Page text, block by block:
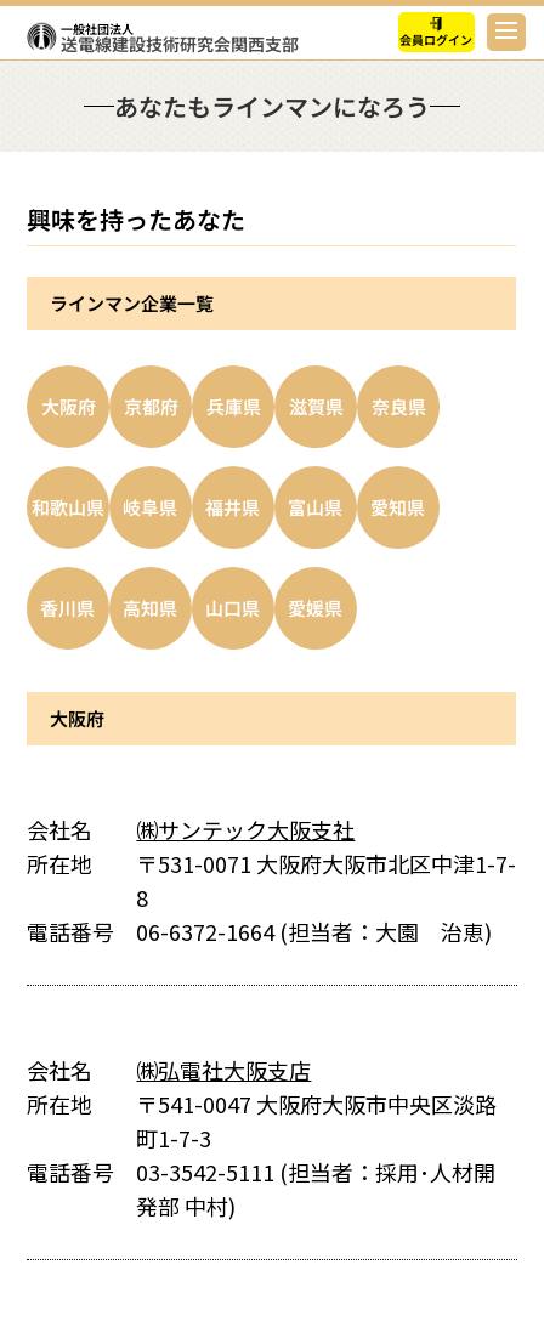
一般社団法人
送電線建設技術研究会関西支部 会員ログイン
あなたもラインマンになろう
興味を持ったあなた
ラインマン企業一覧
大阪府 京都府 兵庫県 滋賀県 奈良県
和歌山県 岐阜県 福井県 富山県 愛知県
香川県 高知県 山口県 愛媛県
大阪府
会社名
㈱サンテック大阪支社
所在地
〒531-0071 大阪府大阪市北区中津1-7-
8
電話番号
06-6372-1664 (担当者：大園 治恵)
会社名
㈱弘電社大阪支店
所在地
〒541-0047 大阪府大阪市中央区淡路
町1-7-3
電話番号
03-3542-5111 (担当者：採用･人材開
発部 中村)